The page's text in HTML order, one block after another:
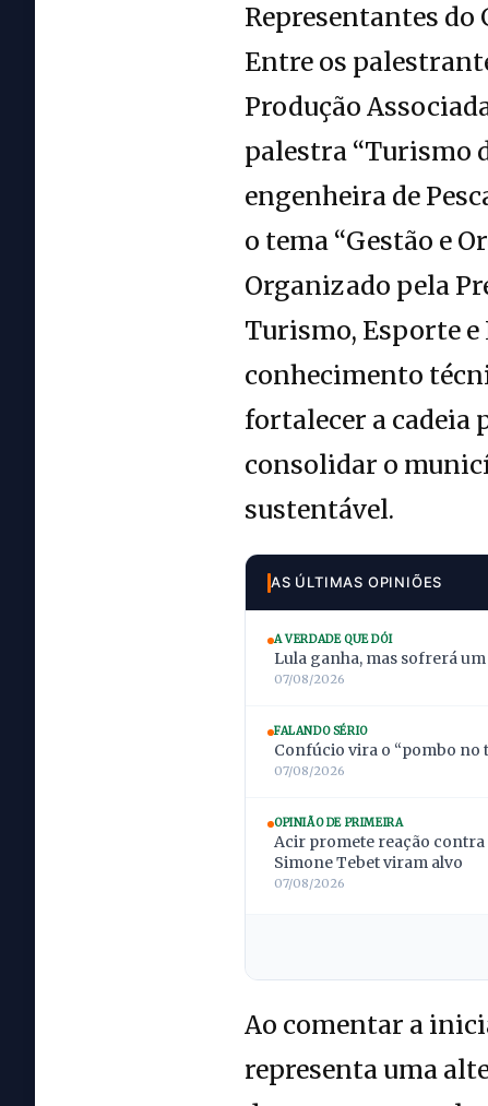
Representantes
Entre os
Produção
palestra “Turismo
engenheira de
o tema “Gestão e
Organizado pela
Turismo, Esporte
conhecimento
fortalecer a cadeia
consolidar o
sustentável.
AS ÚLTIMAS OPINIÕES
A VERDADE QUE DÓI
Lula ganha, mas sofrerá
07/08/2026
FALANDO SÉRIO
Confúcio vira o “pombo no
07/08/2026
OPINIÃO DE PRIMEIRA
Acir promete reação contra
Simone Tebet viram alvo
07/08/2026
Ao comentar a
representa uma